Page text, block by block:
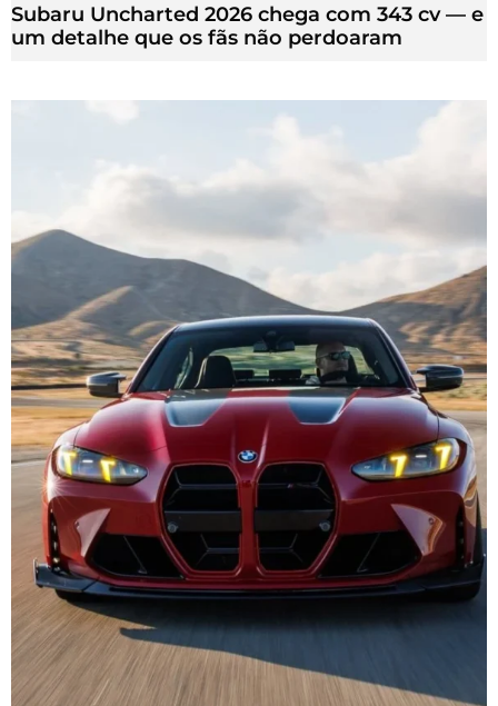
Subaru Uncharted 2026 chega com 343 cv — e
um detalhe que os fãs não perdoaram